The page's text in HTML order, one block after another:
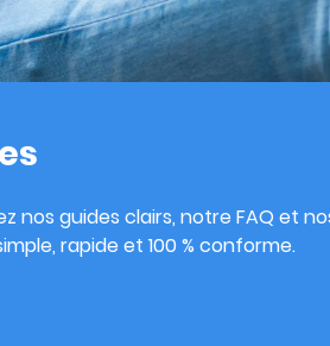
nos guides clairs, notre FAQ et
rapide et 100 % conforme.